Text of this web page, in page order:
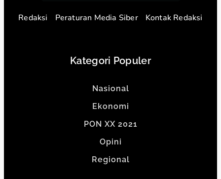
Redaksi Peraturan Media Siber Kontak Redaksi
Kategori Populer
Nasional
Ekonomi
PON XX 2021
Opini
Regional